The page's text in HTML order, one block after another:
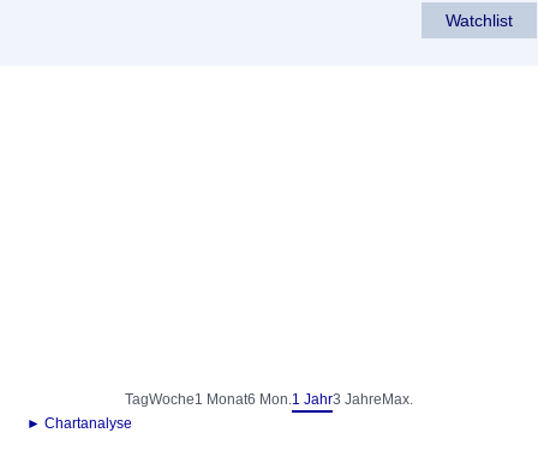
Watchlist
TagWoche1 Monat6 Mon.1 Jahr3 Jahre Max.
► Chartanalyse